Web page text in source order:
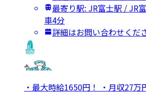
最寄り駅: JR富士駅 / JR
車4分
詳細はお問い合わせくだ
・最大時給1650円！ ・月収27万